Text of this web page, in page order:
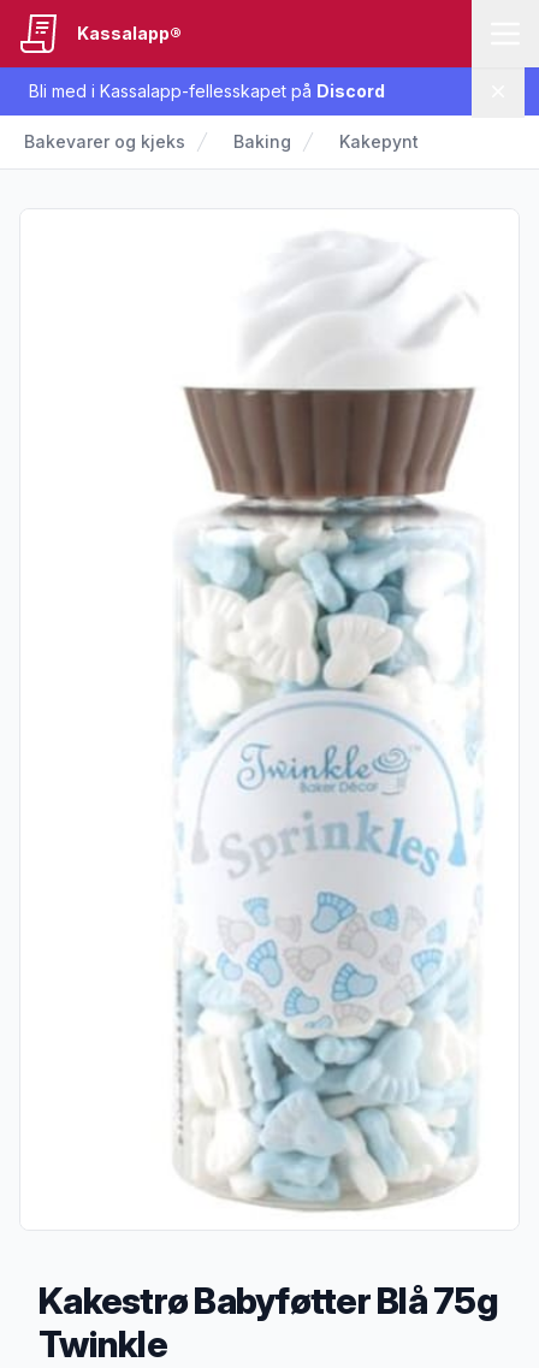
Bli med i Kassalapp-fellesskapet på Discord
Kassalapp®
Bakevarer og kjeks Baking Kakepynt
Kakestrø Babyføtter Blå 75g
Twinkle